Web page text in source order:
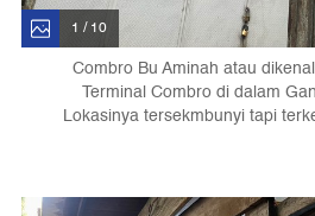
1 / 10
Combro Bu Aminah atau
Terminal Combro di dalam
Lokasinya tersekmbunyi tapi